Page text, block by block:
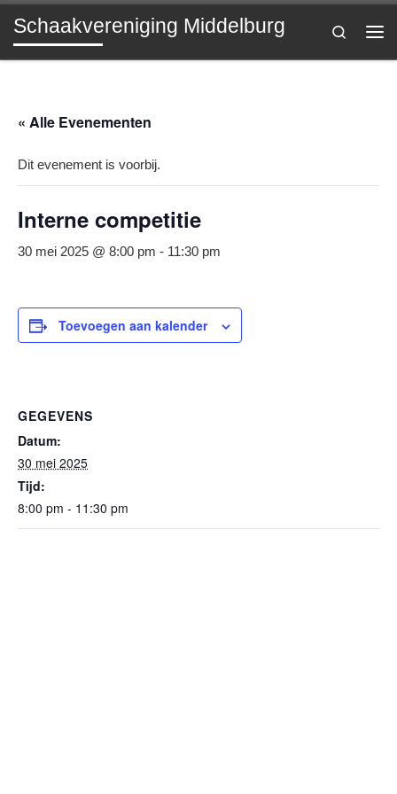
Ga naar inhoud
Schaakvereniging Middelburg
Search
« Alle Evenementen
Dit evenement is voorbij.
Interne competitie
30 mei 2025 @ 8:00 pm - 11:30 pm
Toevoegen aan kalender
GEGEVENS
Datum:
30 mei 2025
Tijd:
8:00 pm - 11:30 pm